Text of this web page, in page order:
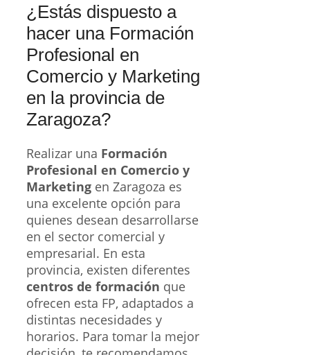
¿Estás dispuesto a
hacer una Formación
Profesional en
Comercio y Marketing
en la provincia de
Zaragoza?
Realizar una Formación
Profesional en Comercio y
Marketing en Zaragoza es
una excelente opción para
quienes desean desarrollarse
en el sector comercial y
empresarial. En esta
provincia, existen diferentes
centros de formación que
ofrecen esta FP, adaptados a
distintas necesidades y
horarios. Para tomar la mejor